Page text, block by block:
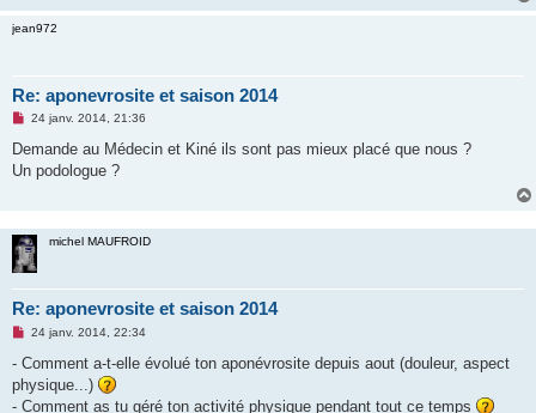
jean972
Re: aponevrosite et saison 2014
M
s
a
o
n
l
u
24 janv. 2014, 21:36
Demande au Médecin et Kiné ils sont pas mieux placé que nous ?
Un podologue ?
michel MAUFROID
Re: aponevrosite et saison 2014
M
s
a
g
24 janv. 2014, 22:34
- Comment a-t-elle évolué ton aponévrosite depuis aout (douleur, aspect
physique...)
- Comment as tu géré ton activité physique pendant tout ce temps